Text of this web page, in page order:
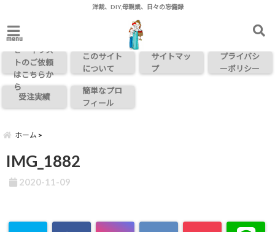
洋裁、DIY,母親業、日々の忘備録
menuお問い合わ
せ・イラス
トのご依頼
はこちらか
ら
このサイト
について
サイトマッ
プ
プライバシ
ーポリシー
受注実績
簡単なプロ
フィール
ホーム
IMG_1882
2020-11-09